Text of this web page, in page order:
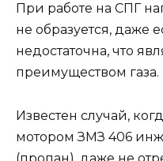
При работе на СПГ
не образуется, даже
недостаточна, что
преимуществом газа.
Известен случай,
мотором ЗМЗ 406
(пропан), даже не